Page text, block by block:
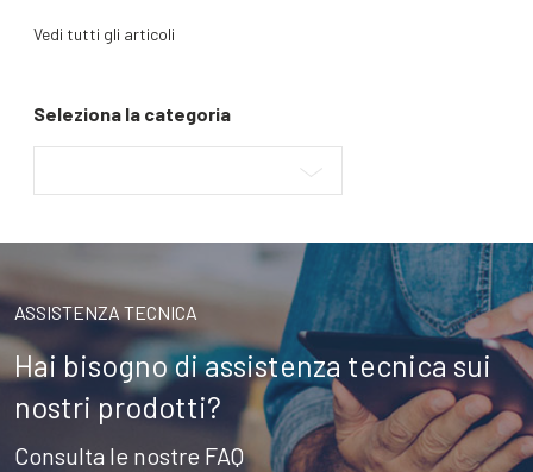
Vedi tutti gli articoli
Seleziona la categoria
ASSISTENZA TECNICA
Hai bisogno di assistenza tecnica sui
nostri prodotti?
Consulta le nostre FAQ